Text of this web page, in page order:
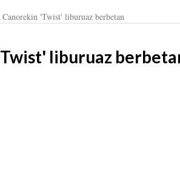
'Twist' liburuaz berbetan
liburuaz